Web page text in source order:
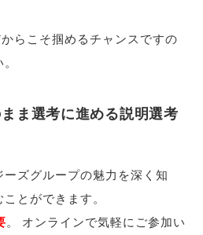
らこそ掴めるチャンスですの
。
ま選考に進める説明選考
ーズグループの魅力を深く知
とができます。
。
オンラインで気軽にご参加い